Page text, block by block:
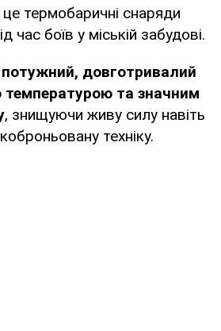
термобаричні снаряди
час боїв у міській забудові.
потужний, довготривалий
температурою та значним
, знищуючи живу силу навіть
техніку.